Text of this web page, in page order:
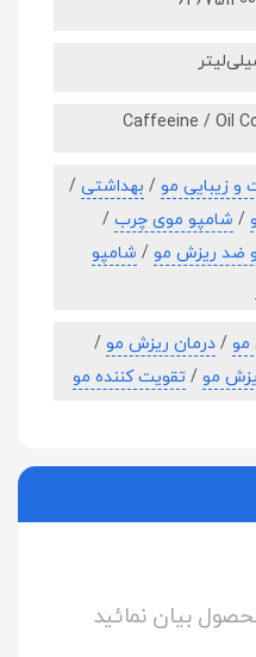
Caffeeine / Oil
و زیبایی مو / بهداشتی /
/ شامپو موی چرب /
ضد ریزش مو / شامپو
مو / درمان ریزش مو /
مو / تقویت کننده مو
بیان نمائید